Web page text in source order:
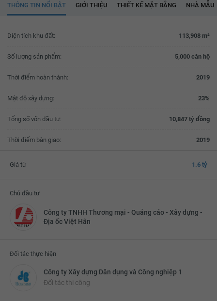
THÔNG TIN NỔI BẬT GIỚI THIỆU THIẾT KẾ MẶT BẰNG NHÀ MẪU
Diện tích khu đất: 113,908 m²
Số lượng sản phẩm: 5,000 căn hộ
Thời điểm hoàn thành: 2019
Mật độ xây dựng: 23%
Tổng số vốn đầu tư: 10,847 tỷ đồng
Thời điểm bàn giao: 2019
Giá từ 1.6 tỷ
Chủ đầu tư
Công ty TNHH Thương mại - Quảng cáo - Xây dựng -
Địa ốc Việt Hân
Đối tác thực hiện
Công ty Xây dựng Dân dụng và Công nghiệp 1
Đối tác thi công